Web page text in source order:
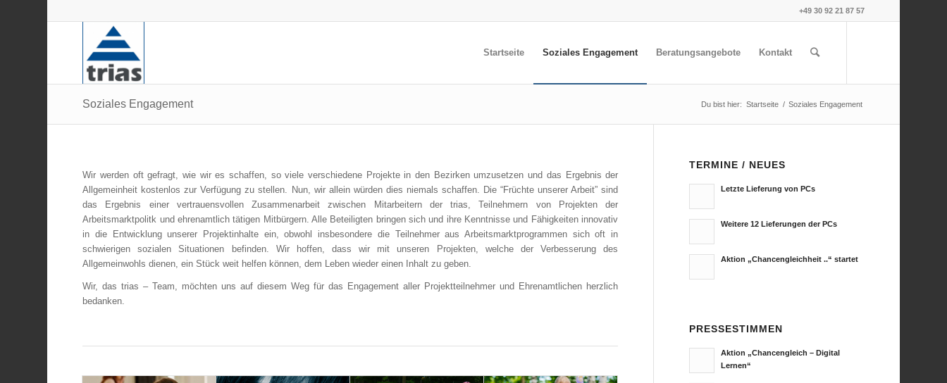
+49 30 92 21 87 57
Startseite Soziales Engagement Beratungsangebote Kontakt
Soziales Engagement Du bist hier: Startseite / Soziales Engagement
Wir werden oft gefragt, wie wir es schaffen, so viele verschiedene Projekte in den Bezirken umzusetzen und das Ergebnis der
Allgemeinheit kostenlos zur Verfügung zu stellen. Nun, wir allein würden dies niemals schaffen. Die “Früchte unserer Arbeit” sind
das Ergebnis einer vertrauensvollen Zusammenarbeit zwischen Mitarbeitern der trias, Teilnehmern von Projekten der
Arbeitsmarktpolitk und ehrenamtlich tätigen Mitbürgern. Alle Beteiligten bringen sich und ihre Kenntnisse und Fähigkeiten innovativ
in die Entwicklung unserer Projektinhalte ein, obwohl insbesondere die Teilnehmer aus Arbeitsmarktprogrammen sich oft in
schwierigen sozialen Situationen befinden. Wir hoffen, dass wir mit unseren Projekten, welche der Verbesserung des
Allgemeinwohls dienen, ein Stück weit helfen können, dem Leben wieder einen Inhalt zu geben.
Wir, das trias – Team, möchten uns auf diesem Weg für das Engagement aller Projektteilnehmer und Ehrenamtlichen herzlich
bedanken.
TERMINE / NEUES
Letzte Lieferung von PCs
Weitere 12 Lieferungen der PCs
Aktion „Chancengleichheit ..“ startet
PRESSESTIMMEN
Aktion „Chancengleich – Digital
Lernen“